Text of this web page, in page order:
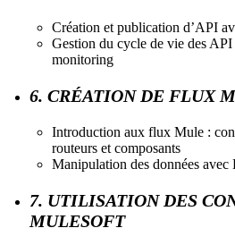
Création et publication d’API
Gestion du cycle de vie des
monitoring
6. CRÉATION DE FLUX
Introduction aux flux Mule :
routeurs et composants
Manipulation des données avec
7. UTILISATION DES
MULESOFT